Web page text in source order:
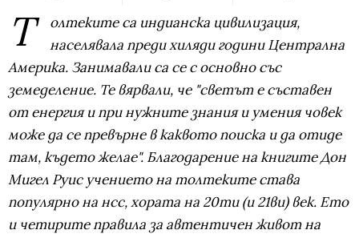
Т
олтеките са индианска цивилизация,
населявала преди хиляди години Централна
Америка. Занимавали са се с основно със
земеделение. Те вярвали, че "светът е съставен
от енергия и при нужните знания и умения човек
може да се превърне в каквото поиска и да отиде
там, където желае". Благодарение на книгите Дон
Мигел Руис учението на толтеките става
популярно на нсс, хората на 20ти (и 21ви) век. Ето
и четирите правила за автентичен живот на